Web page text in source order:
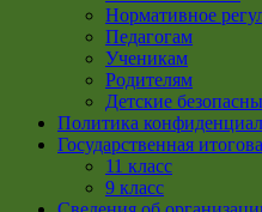
Нормативное
Педагогам
Ученикам
Родителям
Детские
Политика
Государственная
11 класс
9 класс